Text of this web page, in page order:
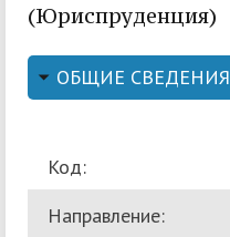
(Юриспруденция)
ОБЩИЕ СВЕДЕНИЯ
Код:
Направление: